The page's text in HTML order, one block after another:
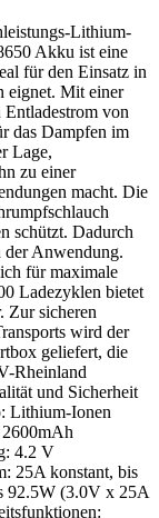
Lithium-
Akku ist eine
für den Einsatz in
eignet. Mit einer
von
das Dampfen im
Lage,
zu einer
macht. Die
schützt. Dadurch
der Anwendung.
für maximale
Ladezyklen bietet
Zur sicheren
wird der
geliefert, die
Rheinland
und Sicherheit
Lithium-Ionen
4.2 V
25A konstant, bis
92.5W (3.0V x 25A